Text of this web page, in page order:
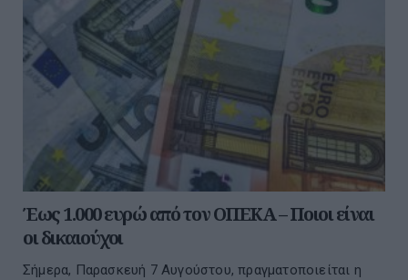
Έως 1.000 ευρώ από τον ΟΠΕΚΑ – Ποιοι είναι
οι δικαιούχοι
Σήμερα, Παρασκευή 7 Αυγούστου, πραγματοποιείται η